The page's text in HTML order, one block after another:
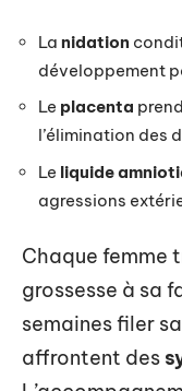
La nidation
développement
Le placenta
l’élimination des
Le liquide
agressions
Chaque femme
grossesse à sa
semaines filer
affrontent des